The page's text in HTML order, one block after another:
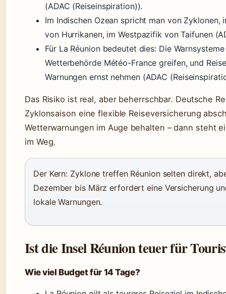
(ADAC (Reiseinspiration)).
Im Indischen Ozean spricht man von
von Hurrikanen, im Westpazifik von Taifunen
Für La Réunion bedeutet dies: Die
Wetterbehörde Météo-France greifen, und
Warnungen ernst nehmen (ADAC
Das Risiko ist real, aber beherrschbar. Deutsche
Zyklonsaison eine flexible Reiseversicherung
Wetterwarnungen im Auge behalten – dann steht
im Weg.
Der Kern: Zyklone treffen Réunion selten direkt,
Dezember bis März erfordert eine Versicherung
lokale Warnungen.
Ist die Insel Réunion teuer für
Wie viel Budget für 14 Tage?